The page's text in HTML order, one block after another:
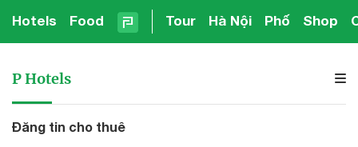
Hotels Food Tour Hà Nội Phố Shop
P Hotels
Đăng tin cho thuê